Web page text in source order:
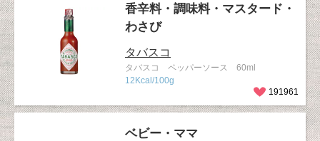
香辛料・調味料・マスタード・
わさび
タバスコ
タバスコ ペッパーソース 60ml
12Kcal/100g
191961
ベビー・ママ